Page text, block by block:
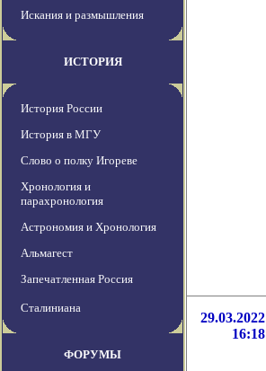
Искания и размышления
ИСТОРИЯ
История России
История в МГУ
Слово о полку Игореве
Хронология и
парахронология
Астрономия и Хронология
Альмагест
Запечатленная Россия
Сталиниана
ФОРУМЫ
29.03.2022
16:18